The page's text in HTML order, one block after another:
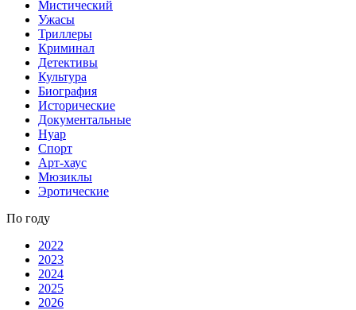
Мистический
Ужасы
Триллеры
Криминал
Детективы
Культура
Биография
Исторические
Документальные
Нуар
Спорт
Арт-хаус
Мюзиклы
Эротические
По году
2022
2023
2024
2025
2026